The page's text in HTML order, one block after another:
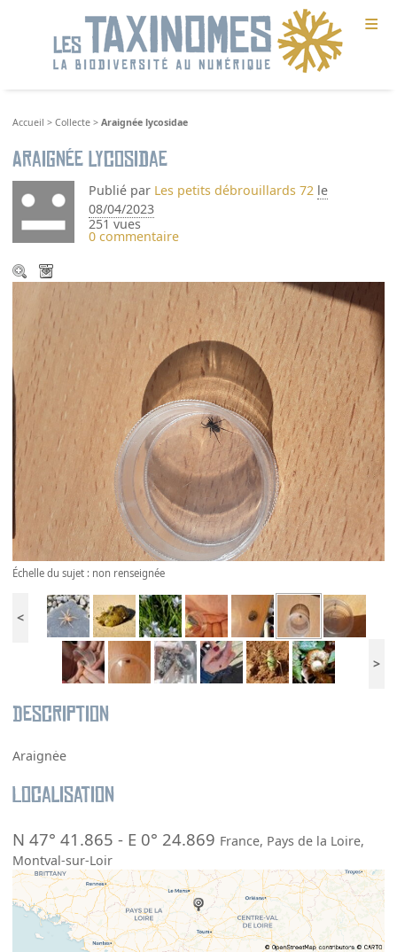
≡
Accueil >Collecte >Araignée lycosidae
Araignée lycosidae
Publié par Les petits débrouillards 72 le
08/04/2023
251 vues
0 commentaire
Échelle du sujet : non renseignée
<
>
Description
Araignėe
Localisation
N 47° 41.865 - E 0° 24.869 France, Pays de la Loire,
Montval-sur-Loir